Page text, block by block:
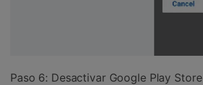
Paso 6: Desactivar Google Play Store